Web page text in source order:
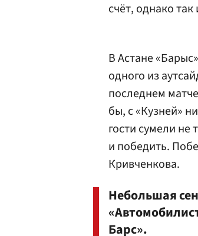
счёт, однако так
В Астане
одного из
последнем
бы, с «Кузней»
гости сумели не
и победить.
Кривченкова.
Небольшая
Барс».